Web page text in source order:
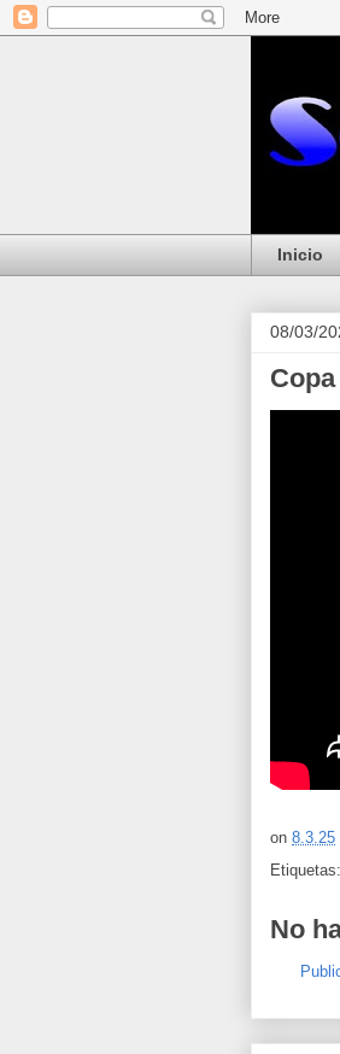
Inicio
08/03/
on 8.3.25
Etiquetas:
No